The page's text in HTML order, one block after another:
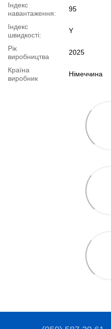
Індекс
навантаження:
95
Індекс
швидкості:
Y
Рік
виробництва
2025
Країна
виробник
Німеччина